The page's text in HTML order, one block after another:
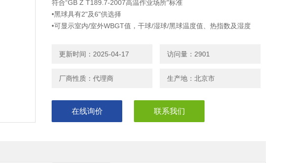
符合“GB Z T189.7-2007高温作业场所"标准
•黑球具有2"及6"供选择
•可显示室内/室外WBGT值，干球/湿球/黑球温度值、热指数及湿度
•可使用镍氢电池或AC电源，可做长时间测定
美国QT-32 热指数仪使用说明书
更新时间：2025-04-17 访问量：2901
厂商性质：代理商 生产地：北京市
在线询价 联系我们